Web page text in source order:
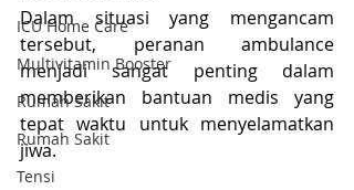
ICU Home Care
Multivitamin Booster
Rumah Sakit
Rumah Sakit
Tensi
Dalam situasi yang mengancam
tersebut, peranan ambulance
menjadi sangat penting dalam
memberikan bantuan medis yang
tepat waktu untuk menyelamatkan
jiwa.